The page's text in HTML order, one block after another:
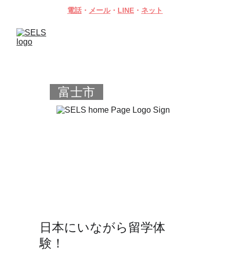
電話 ・ メール・ LINE ・ ネット
富士市
日本にいながら留学体
験！